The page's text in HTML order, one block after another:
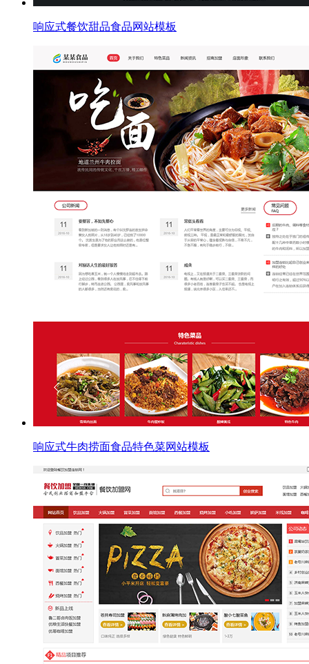
响应式餐饮甜品食品网站模板
响应式牛肉捞面食品特色菜网站模板